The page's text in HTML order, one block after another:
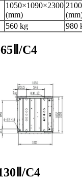
1050×1090×2300
(mm)
560 kg 980
C4
C4